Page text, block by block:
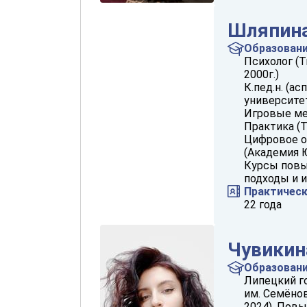
Психолог
2000г.)
К.пед.н.
Игровые
Практика
Цифровое
(Академия
Курсы
подходы и
22 года
Липецкий
им.